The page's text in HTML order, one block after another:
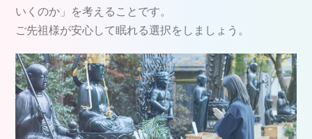
いくのか」を考えることです。
ご先祖様が安心して眠れる選択をしましょう。